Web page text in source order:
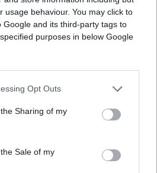
usage behaviour. You may click to
and its third-party tags to
purposes in below Google
Opt Outs
Sharing of my
Sale of my